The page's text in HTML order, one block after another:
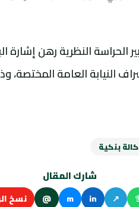
الحراسة النظرية رهن
النيابة العامة
بنكية
شارك المقال
↗
in
m
@ نسخ